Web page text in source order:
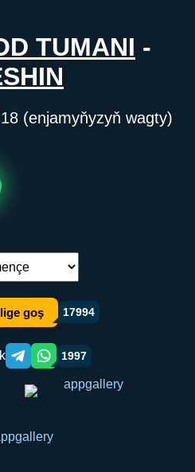
TUMANI -
(enjamyňyzyň wagty)
goş 17994
Telegram orqali ulashish
WhatsApp orqali ulashish
1997